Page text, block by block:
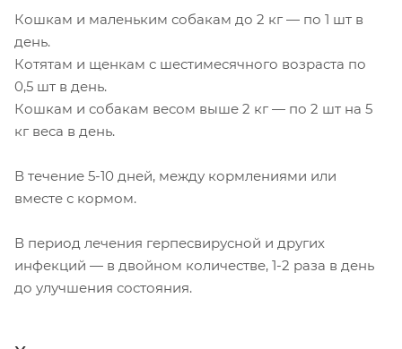
Кошкам и маленьким собакам до 2 кг — по 1 шт в
день.
Котятам и щенкам с шестимесячного возраста по
0,5 шт в день.
Кошкам и собакам весом выше 2 кг — по 2 шт на 5
кг веса в день.
В течение 5-10 дней, между кормлениями или
вместе с кормом.
В период лечения герпесвирусной и других
инфекций — в двойном количестве, 1-2 раза в день
до улучшения состояния.